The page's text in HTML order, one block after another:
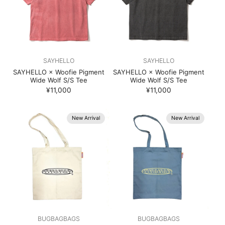
SAYHELLO
SAYHELLO × Woofie Pigment
Wide Wolf S/S Tee
¥11,000
SAYHELLO
SAYHELLO × Woofie Pigment
Wide Wolf S/S Tee
¥11,000
New Arrival
BUGBAGBAGS
New Arrival
BUGBAGBAGS